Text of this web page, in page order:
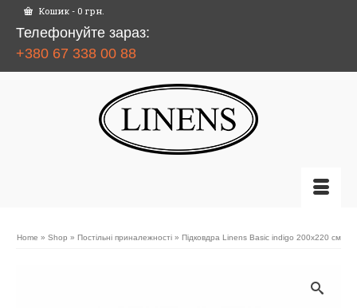
Кошик - 0 грн.
Телефонуйте зараз:
+380 67 338 00 88
Home » Shop » Постільні приналежності » Підковдра Linens Basic indigo 200х220 см